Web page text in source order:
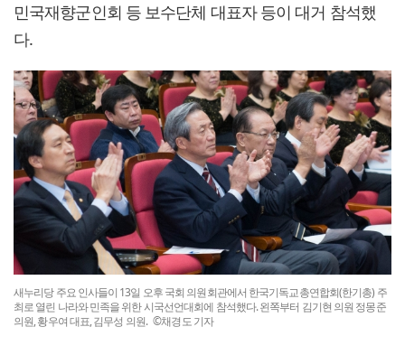
민국재향군인회 등 보수단체 대표자 등이 대거 참석했
다.
새누리당 주요 인사들이 13일 오후 국회 의원회관에서 한국기독교총연합회(한기총) 주
최로 열린 나라와 민족을 위한 시국선언대회에 참석했다. 왼쪽부터 김기현 의원 정몽준
의원, 황우여 대표, 김무성 의원. ©채경도 기자